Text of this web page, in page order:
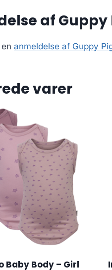
af Guppy
anmeldelse af Guppy
varer
Baby Body – Girl